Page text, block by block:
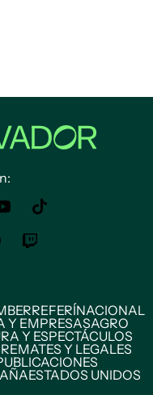
REFERÍNACIONAL
Y EMPRESASAGRO
Y ESPECTÁCULOS
REMATES Y LEGALES
ESTADOS UNIDOS